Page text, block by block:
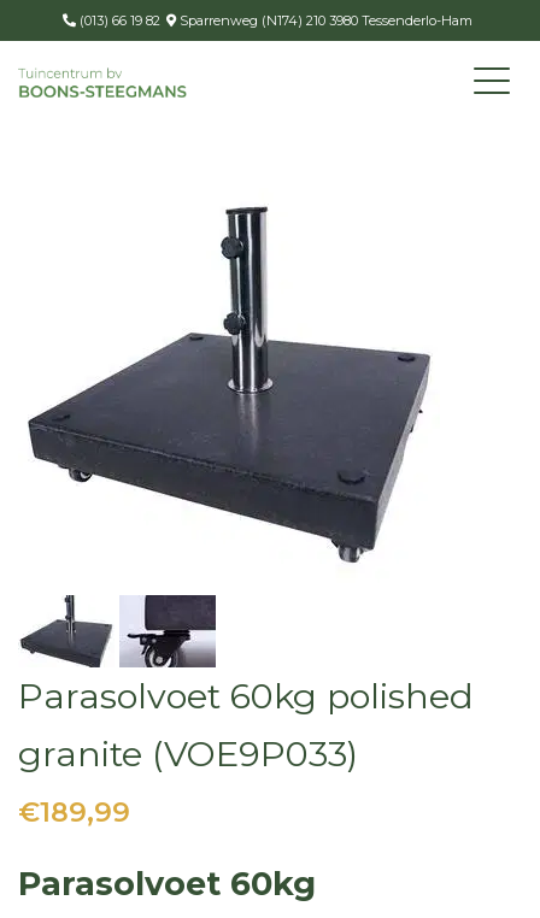
(013) 66 19 82 Sparrenweg (N174) 210 3980 Tessenderlo-Ham
Parasolvoet 60kg polished
granite (VOE9P033)
€189,99
Parasolvoet 60kg